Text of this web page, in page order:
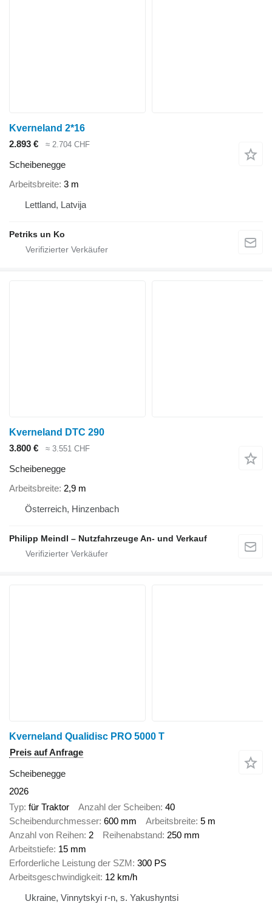
Kverneland 2*16
2.893 €
≈ 2.704 CHF
Scheibenegge
Arbeitsbreite 3 m
Lettland, Latvija
Petriks un Ko
Kverneland DTC 290
3.800 €
≈ 3.551 CHF
Scheibenegge
Arbeitsbreite 2,9 m
Österreich, Hinzenbach
Philipp Meindl – Nutzfahrzeuge An- und Verkauf
Kverneland Qualidisc PRO 5000 T
Preis auf Anfrage
Scheibenegge
2026
Typ für Traktor Anzahl der Scheiben 40
Scheibendurchmesser 600 mm Arbeitsbreite 5 m
Anzahl von Reihen 2 Reihenabstand 250 mm
Arbeitstiefe 15 mm
Erforderliche Leistung der SZM 300 PS
Arbeitsgeschwindigkeit 12 km/h
Ukraine, Vinnytskyi r-n, s. Yakushyntsi